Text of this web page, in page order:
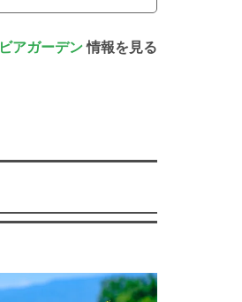
ビアガーデン情報を見る